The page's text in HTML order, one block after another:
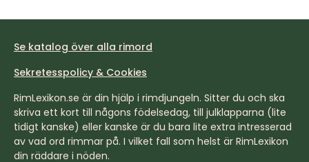
Se katalog över alla rimord
Sekretesspolicy & Cookies
RimLexikon.se är din hjälp i rimdjungeln. Sitter du och ska
skriva ett kort till någons födelsedag, till julklapparna (lite
tidigt kanske) eller kanske är du bara lite extra intresserad
av vad ord rimmar på. I vilket fall som helst är RimLexikon
din räddare i nöden.